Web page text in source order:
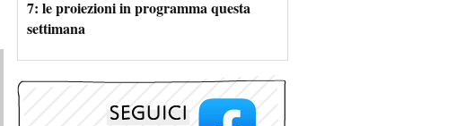
7: le proiezioni in programma questa
settimana